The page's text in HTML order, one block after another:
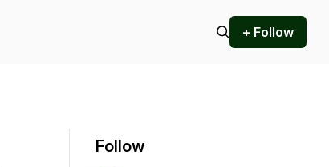
+ Follow
Follow